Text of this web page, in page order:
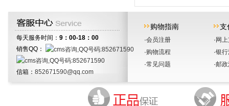
每天服务时间： 9：00-18：00
销售QQ：
信箱： 852671590@qq.com
购物指南
·会员注册
·购物流程
·常见问题
支
· 网
·银
·邮